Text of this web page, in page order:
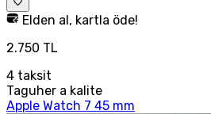
Elden al, kartla öde!
2.750 TL
4 taksit
Taguher a kalite
Apple Watch 7 45 mm